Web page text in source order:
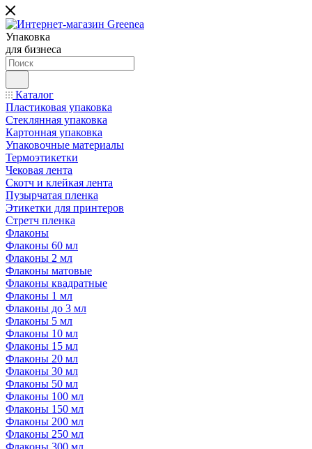
Упаковка
для бизнеса
Каталог
Пластиковая упаковка
Стеклянная упаковка
Картонная упаковка
Упаковочные материалы
Термоэтикетки
Чековая лента
Скотч и клейкая лента
Пузырчатая пленка
Этикетки для принтеров
Стретч пленка
Флаконы
Флаконы 60 мл
Флаконы 2 мл
Флаконы матовые
Флаконы квадратные
Флаконы 1 мл
Флаконы до 3 мл
Флаконы 5 мл
Флаконы 10 мл
Флаконы 15 мл
Флаконы 20 мл
Флаконы 30 мл
Флаконы 50 мл
Флаконы 100 мл
Флаконы 150 мл
Флаконы 200 мл
Флаконы 250 мл
Флаконы 300 мл